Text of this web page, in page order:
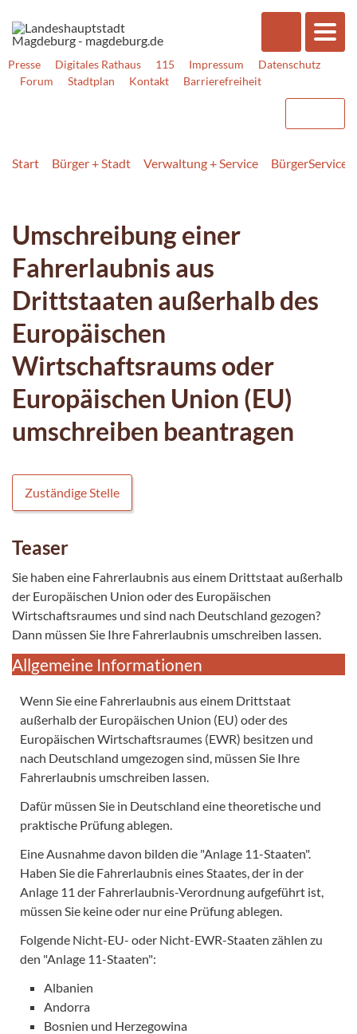
Presse Digitales Rathaus 115 Impressum
Datenschutz
Forum
Stadtplan Kontakt Barrierefreiheit
Start Bürger + Stadt Verwaltung + Service BürgerService
Umschreibung einer
Fahrerlaubnis aus
Drittstaaten außerhalb des
Europäischen
Wirtschaftsraums oder
Europäischen Union (EU)
umschreiben beantragen
Zuständige Stelle
Teaser
Sie haben eine Fahrerlaubnis aus einem Drittstaat außerhalb
der Europäischen Union oder des Europäischen
Wirtschaftsraumes und sind nach Deutschland gezogen?
Dann müssen Sie Ihre Fahrerlaubnis umschreiben lassen.
Allgemeine Informationen
Wenn Sie eine Fahrerlaubnis aus einem Drittstaat
außerhalb der Europäischen Union (EU) oder des
Europäischen Wirtschaftsraumes (EWR) besitzen und
nach Deutschland umgezogen sind, müssen Sie Ihre
Fahrerlaubnis umschreiben lassen.
Dafür müssen Sie in Deutschland eine theoretische und
praktische Prüfung ablegen.
Eine Ausnahme davon bilden die "Anlage 11-Staaten".
Haben Sie die Fahrerlaubnis eines Staates, der in der
Anlage 11 der Fahrerlaubnis-Verordnung aufgeführt ist,
müssen Sie keine oder nur eine Prüfung ablegen.
Folgende Nicht-EU- oder Nicht-EWR-Staaten zählen zu
den "Anlage 11-Staaten":
Albanien
Andorra
Bosnien und Herzegowina